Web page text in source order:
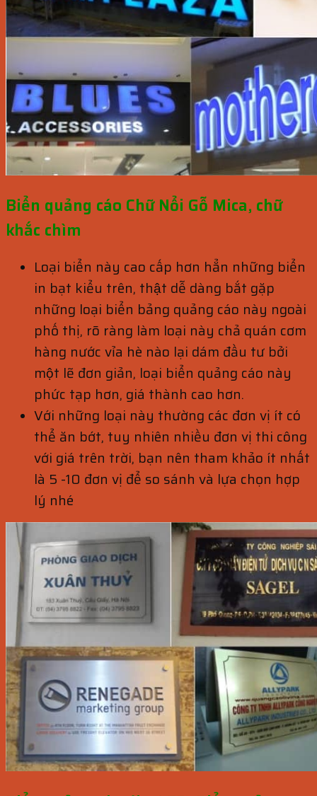
Biển quảng cáo Chữ Nổi Gỗ Mica, chữ
khắc chìm
Loại biển này cao cấp hơn hẳn những biển
in bạt kiểu trên, thật dễ dàng bắt gặp
những loại biển bảng quảng cáo này ngoài
phố thị, rõ ràng làm loại này chả quán cơm
hàng nước vỉa hè nào lại dám đầu tư bởi
một lẽ đơn giản, loại biển quảng cáo này
phức tạp hơn, giá thành cao hơn.
Với những loại này thường các đơn vị ít có
thể ăn bớt, tuy nhiên nhiều đơn vị thi công
với giá trên trời, bạn nên tham khảo ít nhất
là 5 -10 đơn vị để so sánh và lựa chọn hợp
lý nhé